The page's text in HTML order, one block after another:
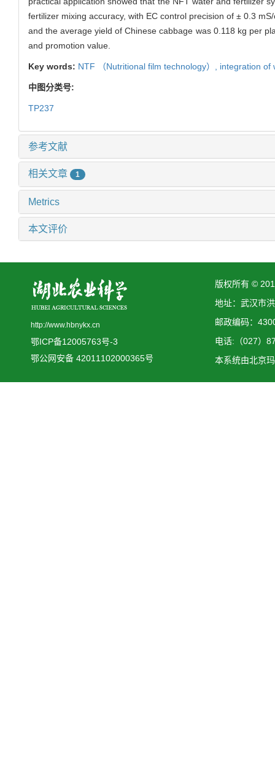
fertilizer mixing accuracy, with EC control precision of ± 0.3
and the average yield of Chinese cabbage was 0.118 kg per
and promotion value.
Key words: NTF （Nutritional film technology）, integration of
中图分类号:
TP237
参考文献
相关文章 1
Metrics
本文评价
http://www.hbnykx.cn
鄂ICP备12005763号-3
鄂公网安备 42011102000365号
版权所有 ©
地址：武汉市
邮政编码：
电话:（027）
本系统由北京